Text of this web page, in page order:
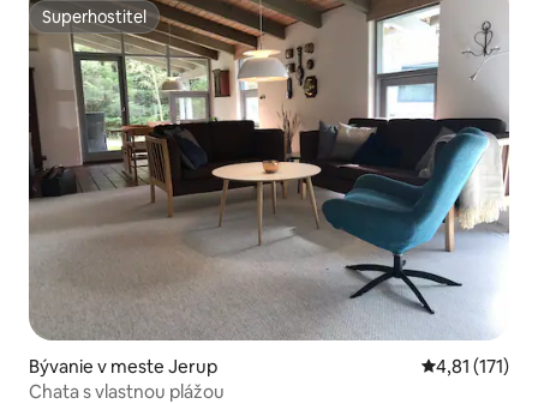
Superhostiteľ
Superhostiteľ
Bývanie v meste Jerup Priemerné
4,81 (171)
Chata s vlastnou plážou